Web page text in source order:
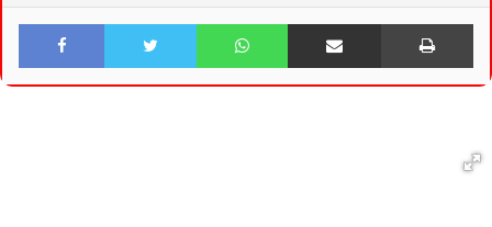
Facebook Twitter WhatsApp Share via Email Print